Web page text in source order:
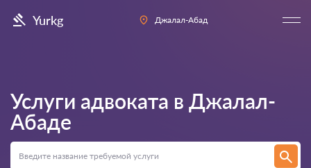
Yurkg Джалал-Абад
Услуги адвоката в Джалал-
Абаде